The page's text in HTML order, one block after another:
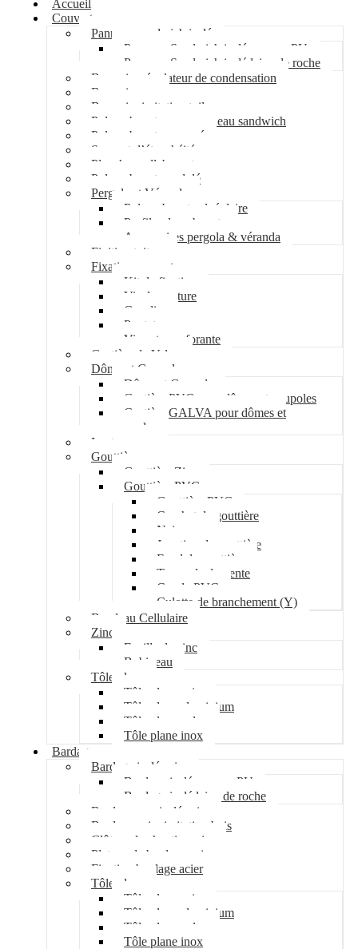
Accueil
Couverture
Panneau sandwich isolé
Panneau Sandwich isolé mousse PU
Panneau Sandwich isolé laine de roche
Bac acier régulateur de condensation
Bac acier sec
Bac acier imitation tuile
Polycarbonate pour panneau sandwich
Polycarbonate nervuré
Support d’étanchéité
Plancher collaborant
Polycarbonate ondulé
Pergola et Véranda
Polycarbonate alvéolaire
Profil polycarbonate
Accessoires pergola & véranda
Finition toiture
Fixation couverture
Kit de fixation
Vis de couture
Cavalier
Pontet
Vis auto-perforante
Costière de Velux
Dôme et Coupole
Dôme et Coupole
Costière PVC pour dômes et coupoles
Costière GALVA pour dômes et
coupoles
Lanterneau
Gouttière
Gouttière Zinc
Gouttière PVC
Gouttière PVC
Crochet de gouttière
Naissance
Jonction de gouttière
Fond de gouttière
Tuyau de descente
Coude PVC
Culotte de branchement (Y)
Bandeau Cellulaire
Zinc
Feuille de zinc
Bobineau
Tôle plane
Tôle plane acier
Tôle plane aluminium
Tôle plane galva
Tôle plane inox
Bardage
Bardage isolé acier
Bardage isolé mousse PU
Bardage isolé laine de roche
Bardage non isolé acier
Bardage acier imitation bois
Clôture de chantier acier
Plateau de bardage acier
Fixation bardage acier
Tôle plane
Tôle plane acier
Tôle plane aluminium
Tôle plane galva
Tôle plane inox